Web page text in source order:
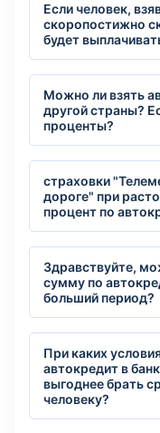
Если человек,
скоропостижно
будет
Можно ли взять
другой страны?
проценты?
страховки
дороге" при
процент по
Здравствуйте,
сумму по
больший период?
При каких
автокредит в
выгоднее брать
человеку?